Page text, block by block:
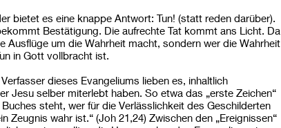
bietet es eine knappe Antwort: Tun! (statt reden darüber).
Bestätigung. Die aufrechte Tat kommt ans Licht. Da
Ausflüge um die Wahrheit macht, sondern wer die Wahrheit
in Gott vollbracht ist.
dieses Evangeliums lieben es, inhaltlich
Jesu selber miterlebt haben. So etwa das „erste Zeichen“
steht, wer für die Verlässlichkeit des Geschilderten
wahr ist.“ (Joh 21,24) Zwischen den „Ereignissen“